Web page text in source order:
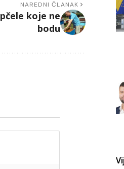
NAREDNI ČLANAK
koje ne
bodu